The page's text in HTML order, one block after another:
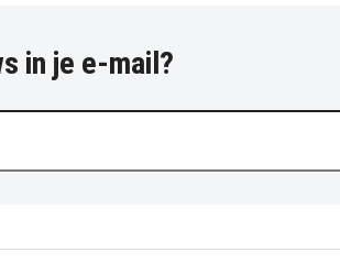
in je e-mail?